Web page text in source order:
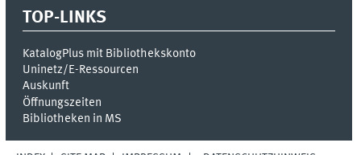
TOP-LINKS
KatalogPlus mit Bibliothekskonto
Uninetz/E-Ressourcen
Auskunft
Öffnungszeiten
Bibliotheken in MS